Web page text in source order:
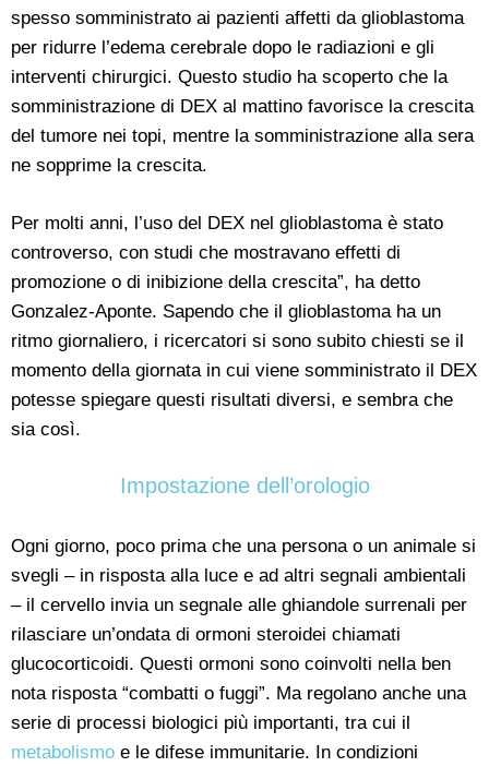
spesso somministrato ai pazienti affetti da glioblastoma
per ridurre l’edema cerebrale dopo le radiazioni e gli
interventi chirurgici. Questo studio ha scoperto che la
somministrazione di DEX al mattino favorisce la crescita
del tumore nei topi, mentre la somministrazione alla sera
ne sopprime la crescita.
Per molti anni, l’uso del DEX nel glioblastoma è stato
controverso, con studi che mostravano effetti di
promozione o di inibizione della crescita”, ha detto
Gonzalez-Aponte. Sapendo che il glioblastoma ha un
ritmo giornaliero, i ricercatori si sono subito chiesti se il
momento della giornata in cui viene somministrato il DEX
potesse spiegare questi risultati diversi, e sembra che
sia così.
Impostazione dell’orologio
Ogni giorno, poco prima che una persona o un animale si
svegli – in risposta alla luce e ad altri segnali ambientali
– il cervello invia un segnale alle ghiandole surrenali per
rilasciare un’ondata di ormoni steroidei chiamati
glucocorticoidi. Questi ormoni sono coinvolti nella ben
nota risposta “combatti o fuggi”. Ma regolano anche una
serie di processi biologici più importanti, tra cui il
metabolismo e le difese immunitarie. In condizioni